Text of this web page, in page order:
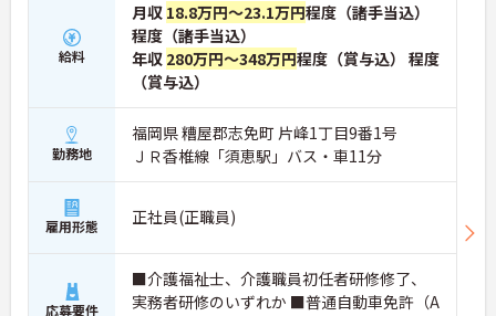
給料
月収 18.8万円～23.1万円程度（諸手当込）
程度（諸手当込）
年収 280万円～348万円程度（賞与込） 程度
（賞与込）
勤務地
福岡県 糟屋郡志免町 片峰1丁目9番1号
ＪＲ香椎線「須恵駅」バス・車11分
雇用形態 正社員(正職員)
応募要件
■介護福祉士、介護職員初任者研修修了、
実務者研修のいずれか ■普通自動車免許（A